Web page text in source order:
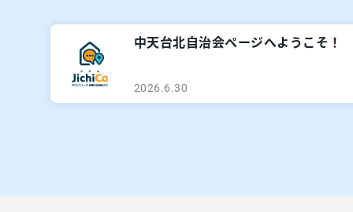
中天台北自治会ページへようこそ！
2026.6.30